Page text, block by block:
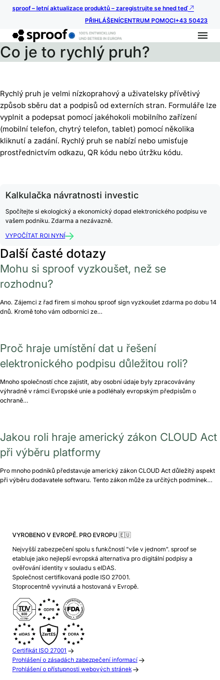
sproof – letní aktualizace produktů – zaregistrujte se hned teď
PŘIHLÁŠENÍCENTRUM POMOCI+43 50423
Co je to rychlý pruh?
Rychlý pruh je velmi nízkoprahový a uživatelsky přívětivý
způsob sběru dat a podpisů od externích stran. Formuláře lze
vyplnit a podepsat pomocí jakéhokoli mobilního zařízení
(mobilní telefon, chytrý telefon, tablet) pomocí několika
kliknutí a zadání. Rychlý pruh se nabízí nebo umisťuje
prostřednictvím odkazu, QR kódu nebo útržku kódu.
Kalkulačka návratnosti investic
Spočítejte si ekologický a ekonomický dopad elektronického podpisu ve
vašem podniku. Zdarma a nezávazně.
VYPOČÍTAT ROI NYNÍ
Další časté dotazy
Mohu si sproof vyzkoušet, než se
rozhodnu?
Ano. Zájemci z řad firem si mohou sproof sign vyzkoušet zdarma po dobu 14
dnů. Kromě toho vám odborníci ze…
Proč hraje umístění dat u řešení
elektronického podpisu důležitou roli?
Mnoho společností chce zajistit, aby osobní údaje byly zpracovávány
výhradně v rámci Evropské unie a podléhaly evropským předpisům o
ochraně…
Jakou roli hraje americký zákon CLOUD Act
při výběru platformy
Pro mnoho podniků představuje americký zákon CLOUD Act důležitý aspekt
při výběru dodavatele softwaru. Tento zákon může za určitých podmínek…
VYROBENO V EVROPĚ. PRO EVROPU 🇪🇺
Nejvyšší zabezpečení spolu s funkčností "vše v jednom". sproof se
etabluje jako nejlepší evropská alternativa pro digitální podpisy a
ověřování identity v souladu s eIDAS.
Společnost certifikovaná podle ISO 27001.
Stoprocentně vyvinutá a hostovaná v Evropě.
Certifikát ISO 27001
Prohlášení o zásadách zabezpečení informací
Prohlášení o přístupnosti webových stránek